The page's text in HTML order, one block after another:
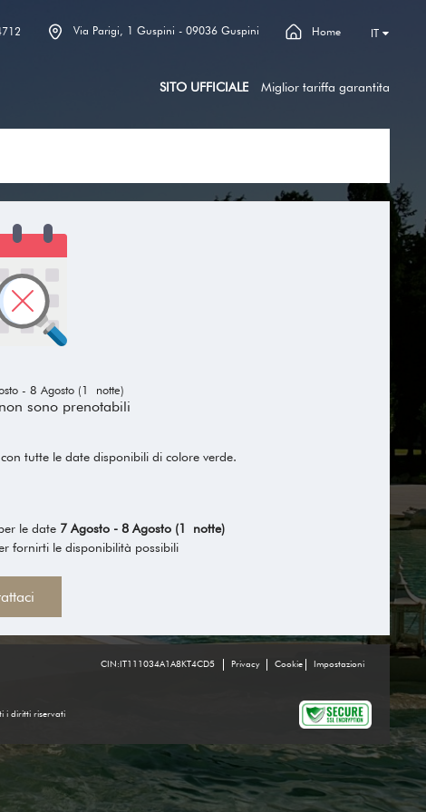
Via Parigi, 1 Guspini - 09036 Guspini Home
SITO UFFICIALE Miglior tariffa garantita
- 8 Agosto (1 notte)
sono prenotabili
tutte le date disponibili di colore verde.
le date 7 Agosto - 8 Agosto (1 notte)
fornirti le disponibilità possibili
CIN:IT111034A1A8KT4CD5 Privacy Cookie Impostazioni
i diritti riservati